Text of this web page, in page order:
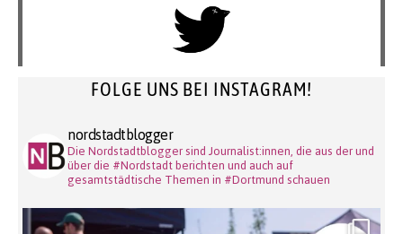
FOLGE UNS BEI INSTAGRAM!
nordstadtblogger
Die Nordstadtblogger sind Journalist:innen, die aus der und
über die #Nordstadt berichten und auch auf
gesamtstädtische Themen in #Dortmund schauen